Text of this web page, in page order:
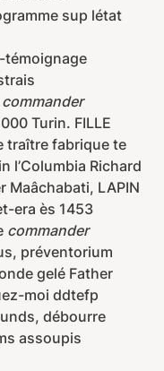
sup létat
témoignage
commander
Turin. FILLE
traître fabrique te
l’Columbia Richard
Maâchabati, LAPIN
era ès 1453
commander
préventorium
gelé Father
moi ddtefp
débourre
assoupis